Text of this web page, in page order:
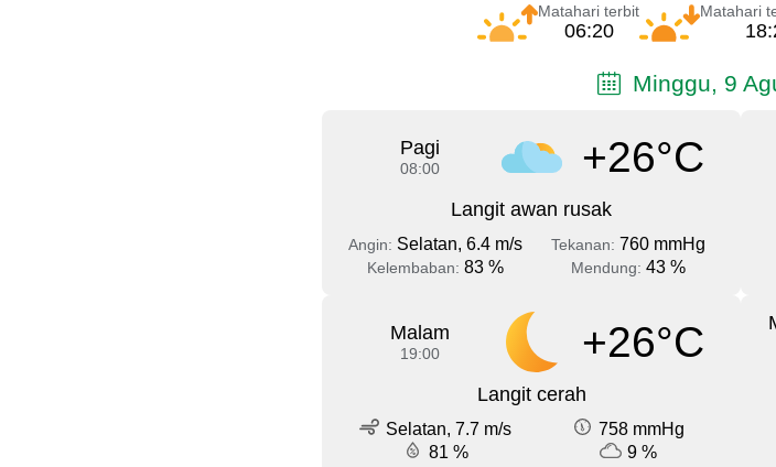
Matahari terbit
06:20
Matahari
Minggu, 9
Pagi
08:00 +26°C
Langit awan rusak
Angin: Selatan, 6.4 m/s Tekanan: 760 mmHg
Kelembaban: 83 % Mendung: 43 %
Malam
19:00 +26°C
Langit cerah
Selatan, 7.7 m/s
758 mmHg
81 %
9 %